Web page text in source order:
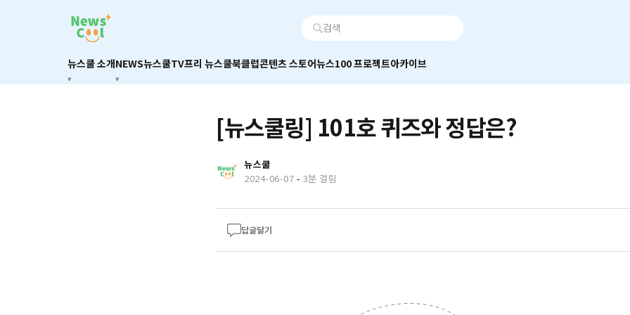
뉴스쿨 소개NEWS뉴스쿨TV프리 뉴스쿨북클럽콘텐츠 스토어뉴스100 프로젝트아카이브
[뉴스쿨링] 101호 퀴즈와 정답은?
뉴스쿨
2024-06-07 - 3분 걸림
답글달기